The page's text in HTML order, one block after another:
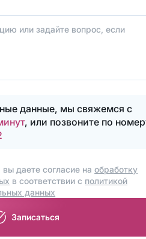
или задайте вопрос, если
данные, мы свяжемся с
, или позвоните по
даете согласие наобработку
в соответствии с политикой
данных
Записаться